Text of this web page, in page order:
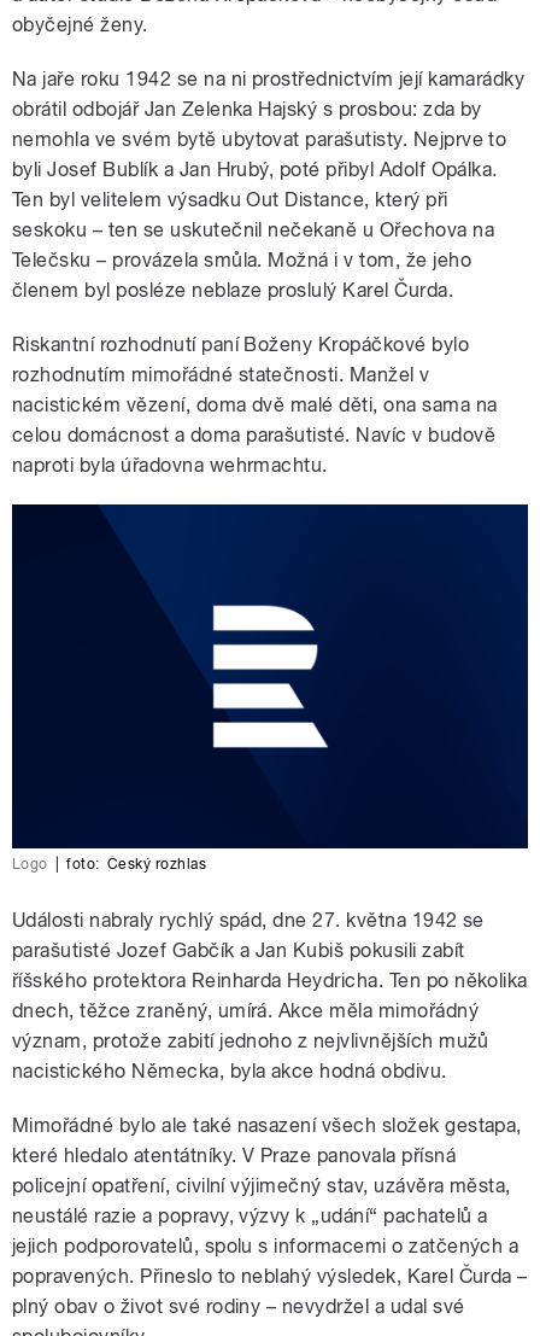
obyčejné ženy.
Na jaře roku 1942 se na ni prostřednictvím její kamarádky
obrátil odbojář Jan Zelenka Hajský s prosbou: zda by
nemohla ve svém bytě ubytovat parašutisty. Nejprve to
byli Josef Bublík a Jan Hrubý, poté přibyl Adolf Opálka.
Ten byl velitelem výsadku Out Distance, který při
seskoku – ten se uskutečnil nečekaně u Ořechova na
Telečsku – provázela smůla. Možná i v tom, že jeho
členem byl posléze neblaze proslulý Karel Čurda.
Riskantní rozhodnutí paní Boženy Kropáčkové bylo
rozhodnutím mimořádné statečnosti. Manžel v
nacistickém vězení, doma dvě malé děti, ona sama na
celou domácnost a doma parašutisté. Navíc v budově
naproti byla úřadovna wehrmachtu.
Logo foto: Český rozhlas
Události nabraly rychlý spád, dne 27. května 1942 se
parašutisté Jozef Gabčík a Jan Kubiš pokusili zabít
říšského protektora Reinharda Heydricha. Ten po několika
dnech, těžce zraněný, umírá. Akce měla mimořádný
význam, protože zabití jednoho z nejvlivnějších mužů
nacistického Německa, byla akce hodná obdivu.
Mimořádné bylo ale také nasazení všech složek gestapa,
které hledalo atentátníky. V Praze panovala přísná
policejní opatření, civilní výjimečný stav, uzávěra města,
neustálé razie a popravy, výzvy k „udání“ pachatelů a
jejich podporovatelů, spolu s informacemi o zatčených a
popravených. Přineslo to neblahý výsledek, Karel Čurda –
plný obav o život své rodiny – nevydržel a udal své